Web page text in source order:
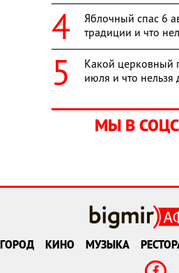
Яблочный спас 6
традиции и что
Какой церковный
июля и что нельзя
МЫ В
ГОРОД КИНО МУЗЫКА